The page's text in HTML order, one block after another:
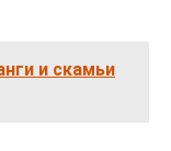
и скамьи